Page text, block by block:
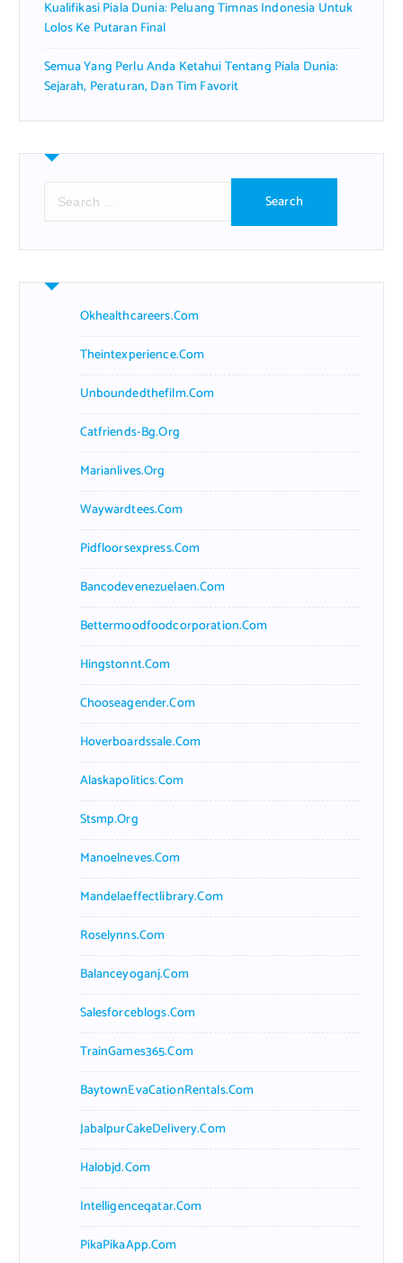
Kualifikasi Piala Dunia: Peluang Timnas Indonesia Untuk
Lolos Ke Putaran Final
Semua Yang Perlu Anda Ketahui Tentang Piala Dunia:
Sejarah, Peraturan, Dan Tim Favorit
r
h
Okhealthcareers.com
Theintexperience.com
Unboundedthefilm.com
Catfriends-Bg.org
Marianlives.org
Waywardtees.com
Pidfloorsexpress.com
Bancodevenezuelaen.com
Bettermoodfoodcorporation.com
Hingstonnt.com
Chooseagender.com
Hoverboardssale.com
Alaskapolitics.com
Stsmp.org
Manoelneves.com
Mandelaeffectlibrary.com
Roselynns.com
Balanceyoganj.com
Salesforceblogs.com
TrainGames365.com
BaytownEvaCationRentals.com
JabalpurCakeDelivery.com
Halobjd.com
Intelligenceqatar.com
PikaPikaApp.com